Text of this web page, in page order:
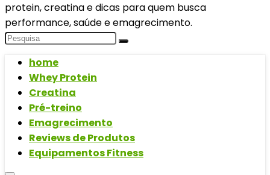
protein, creatina e dicas para quem busca
performance, saúde e emagrecimento.
home
Whey Protein
Creatina
Pré-treino
Emagrecimento
Reviews de Produtos
Equipamentos Fitness